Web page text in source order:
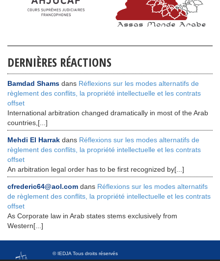
DERNIÈRES RÉACTIONS
Bamdad Shams dans Réflexions sur les modes alternatifs de
règlement des conflits, la propriété intellectuelle et les contrats
offset
International arbitration changed dramatically in most of the Arab
countries,[...]
Mehdi El Harrak dans Réflexions sur les modes alternatifs de
règlement des conflits, la propriété intellectuelle et les contrats
offset
An arbitration legal order has to be first recognized by[...]
cfrederic64@aol.com dans Réflexions sur les modes alternatifs
de règlement des conflits, la propriété intellectuelle et les contrats
offset
As Corporate law in Arab states stems exclusively from
Western[...]
© IEDJA Tous droits réservés